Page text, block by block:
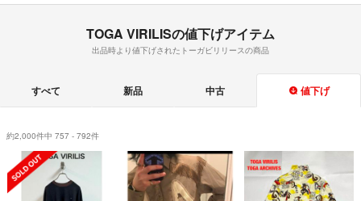
TOGA VIRILISの値下げアイテム
出品時より値下げされたトーガビリリースの商品
すべて 新品 中古 値下げ
約2,000件中 757 - 792件